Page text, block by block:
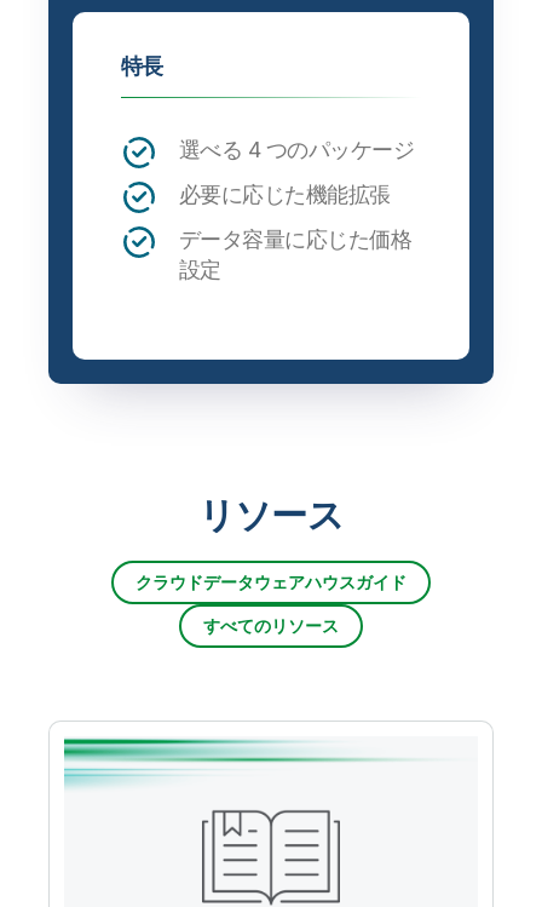
特長
選べる 4 つのパッケージ
必要に応じた機能拡張
データ容量に応じた価格
設定
リソース
クラウドデータウェアハウスガイド
すべてのリソース